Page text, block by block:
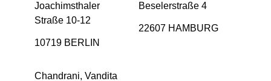
Joachimsthaler
Straße 10-12
10719 BERLIN
Beselerstraße 4
22607 HAMBURG
Chandrani, Vandita